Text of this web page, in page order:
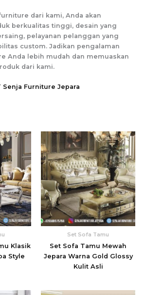
dari kami, Anda akan
berkualitas tinggi, desain yang
pelayanan pelanggan yang
custom. Jadikan pengalaman
Anda lebih mudah dan memuaskan
dari kami.
Senja Furniture Jepara
Klasik
Style
Set Sofa Tamu
Set Sofa Tamu Mewah
Jepara Warna Gold Glossy
Kulit Asli